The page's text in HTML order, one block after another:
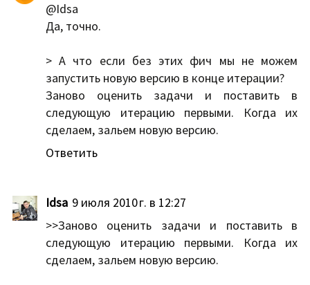
@Idsa
Да, точно.
> А что если без этих фич мы не можем
запустить новую версию в конце итерации?
Заново оценить задачи и поставить в
следующую итерацию первыми. Когда их
сделаем, зальем новую версию.
Ответить
Idsa 9 июля 2010 г. в 12:27
>>Заново оценить задачи и поставить в
следующую итерацию первыми. Когда их
сделаем, зальем новую версию.